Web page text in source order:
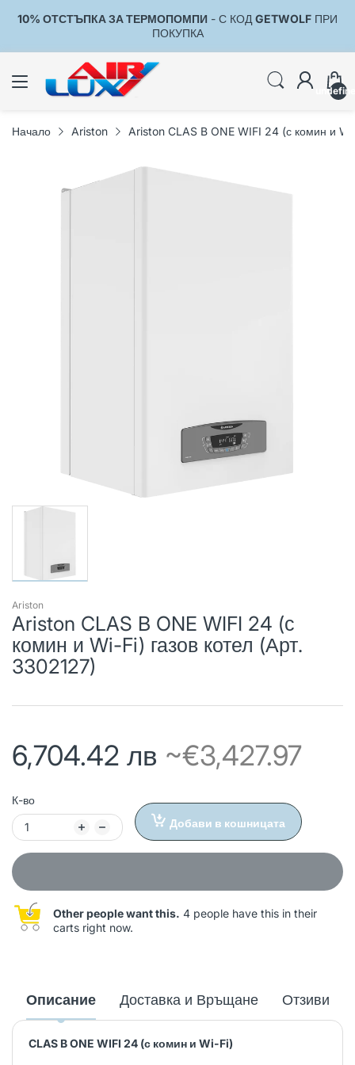
10% ОТСТЪПКА ЗА ТЕРМОПОМПИ - С КОД GETWOLF ПРИ
ПОКУПКА
Начало Ariston Ariston CLAS B ONE WIFI 24 (с комин и
Ariston
Ariston CLAS B ONE WIFI 24 (с
комин и Wi-Fi) газов котел (Арт.
3302127)
6,704.42 лв ~€3,427.97
К-во
Добави в кошницата
Other people want this. 4 people have this in their
carts right now.
Описание Доставка и Връщане Отзиви
CLAS B ONE WIFI 24 (с комин и Wi-Fi)